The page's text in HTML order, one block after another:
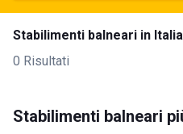
Stabilimenti balneari in Italia
0 Risultati
Stabilimenti balneari